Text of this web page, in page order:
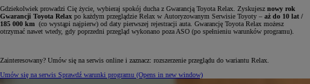
Gdziekolwiek prowadzi Cię życie, wybieraj spokój ducha z Gwarancją Toyota Relax. Zyskujesz nowy rok
Gwarancji Toyota Relax po każdym przeglądzie Relax w Autoryzowanym Serwisie Toyoty – aż do 10 lat /
185 000 km (co wystąpi najpierw) od daty pierwszej rejestracji auta. Gwarancję Toyota Relax możesz
otrzymać nawet wtedy, gdy poprzedni przegląd wykonano poza ASO (po spełnieniu warunków programu).
Zainteresowany? Umów się na serwis online i zaznacz: rozszerzenie przeglądu do wariantu Relax.
Umów się na serwis Sprawdź warunki programu (Opens in new window)